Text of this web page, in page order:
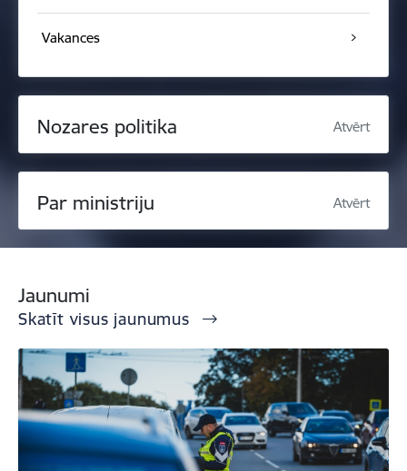
Vakances
Nozares politika Atvērt
Par ministriju Atvērt
Jaunumi
Skatīt visus jaunumus